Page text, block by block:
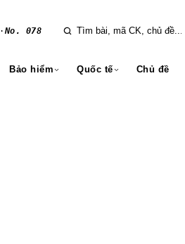
· No. 078
Bảo hiểm Quốc tế Chủ đề